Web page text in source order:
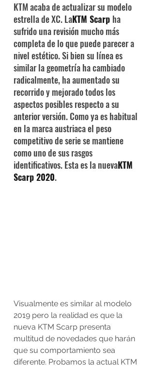
KTM acaba de actualizar su modelo
estrella de XC. LaKTM Scarp ha
sufrido una revisión mucho más
completa de lo que puede parecer a
nivel estético. Si bien su línea es
similar la geometría ha cambiado
radicalmente, ha aumentado su
recorrido y mejorado todos los
aspectos posibles respecto a su
anterior versión. Como ya es habitual
en la marca austriaca el peso
competitivo de serie se mantiene
como uno de sus rasgos
identificativos. Esta es la nuevaKTM
Scarp 2020.
Visualmente es similar al modelo
2019 pero la realidad es que la
nueva KTM Scarp presenta
multitud de novedades que harán
que su comportamiento sea
diferente. Probamos la actual KTM